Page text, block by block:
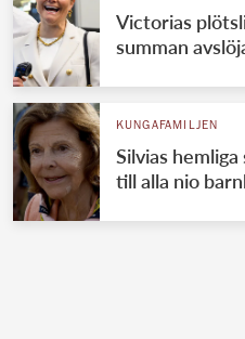
Victorias
summan
KUNGAFAMILJEN
Silvias
till alla nio